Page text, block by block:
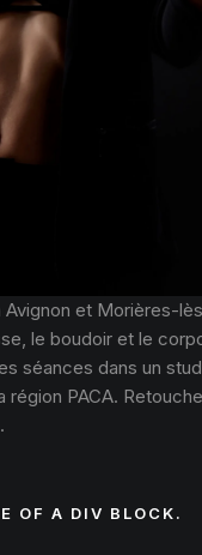
et Morières-
le boudoir et le
séances dans un
région PACA. Retouche
OF A DIV BLOCK.